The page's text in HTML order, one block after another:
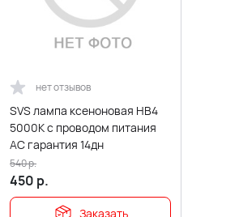
нет отзывов
SVS лампа ксеноновая HВ4
5000K с проводом питания
АС гарантия 14дн
450 р.
540р.
Заказать